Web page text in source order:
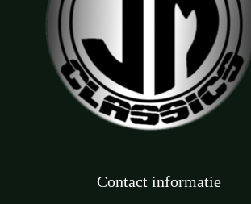
Contact informatie